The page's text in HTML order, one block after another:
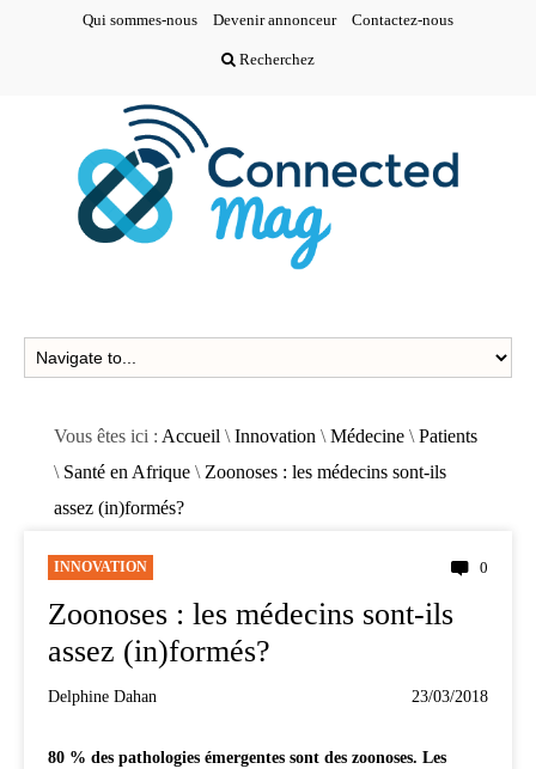
Qui sommes-nous Devenir annonceur Contactez-nous
Recherchez
Vous êtes ici : Accueil \ Innovation \ Médecine \ Patients
\ Santé en Afrique \ Zoonoses : les médecins sont-ils
assez (in)formés?
INNOVATION 0
Zoonoses : les médecins sont-ils
assez (in)formés?
Delphine Dahan 23/03/2018
80 % des pathologies émergentes sont des zoonoses. Les